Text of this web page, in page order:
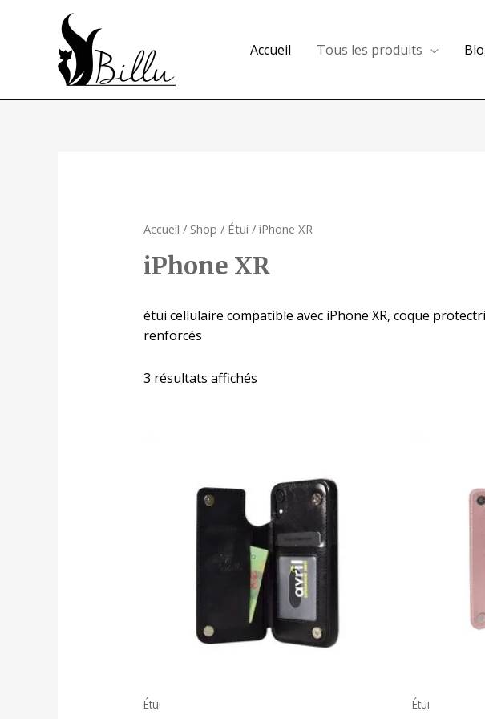
Accueil Tous les produits
Accueil / Shop / Étui / iPhone XR
iPhone XR
étui cellulaire compatible avec iPhone XR, coque
renforcés
3 résultats affichés
Étui Étui